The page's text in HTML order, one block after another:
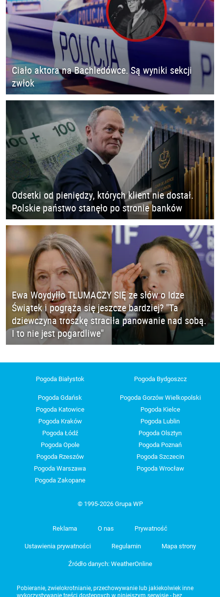
Ciało aktora na Bachledówce. Są wyniki sekcji
zwłok
Odsetki od pieniędzy, których klient nie dostał.
Polskie państwo stanęło po stronie banków
Ewa Woydyłło TŁUMACZY SIĘ ze słów o Idze
Świątek i pogrąża się jeszcze bardziej? "Ta
dziewczyna troszkę straciła panowanie nad sobą.
I to nie jest pogardliwe"
Pogoda Białystok Pogoda Bydgoszcz
Pogoda Gdańsk
Pogoda Gorzów Wielkopolski
Pogoda Katowice
Pogoda Kielce
Pogoda Kraków
Pogoda Lublin
Pogoda Łódź
Pogoda Olsztyn
Pogoda Opole
Pogoda Poznań
Pogoda Rzeszów
Pogoda Szczecin
Pogoda Warszawa
Pogoda Wrocław
Pogoda Zakopane
© 1995-2026 Grupa WP
Reklama O nas Prywatność
Ustawienia prywatności Regulamin Mapa strony
Źródło danych: WeatherOnline
Pobieranie, zwielokrotnianie, przechowywanie lub jakiekolwiek inne
wykorzystywanie treści dostępnych w niniejszym serwisie - bez